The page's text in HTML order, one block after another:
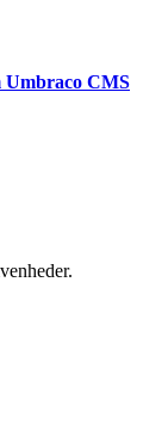
Umbraco CMS